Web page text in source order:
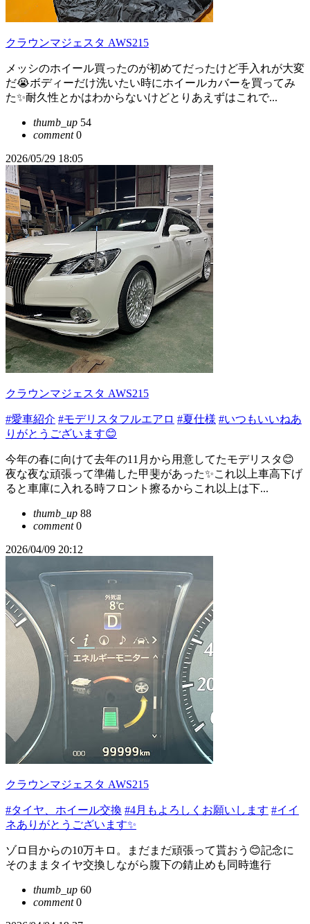
クラウンマジェスタ AWS215
メッシのホイール買ったのが初めてだったけど手入れが大変
だ😭ボディーだけ洗いたい時にホイールカバーを買ってみ
た✨耐久性とかはわからないけどとりあえずはこれで...
thumb_up 54
comment0
2026/05/29 18:05
クラウンマジェスタ AWS215
#愛車紹介 #モデリスタフルエアロ #夏仕様 #いつもいいねあ
りがとうございます😊
今年の春に向けて去年の11月から用意してたモデリスタ😊
夜な夜な頑張って準備した甲斐があった✨これ以上車高下げ
ると車庫に入れる時フロント擦るからこれ以上は下...
thumb_up 88
comment0
2026/04/09 20:12
クラウンマジェスタ AWS215
#タイヤ、ホイール交換 #4月もよろしくお願いします #イイ
ネありがとうございます✨
ゾロ目からの10万キロ。まだまだ頑張って貰おう😊記念に
そのままタイヤ交換しながら腹下の錆止めも同時進行
thumb_up 60
comment0